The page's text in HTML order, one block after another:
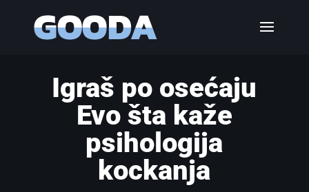
Igraš po osećaju
Evo šta kaže
psihologija
kockanja